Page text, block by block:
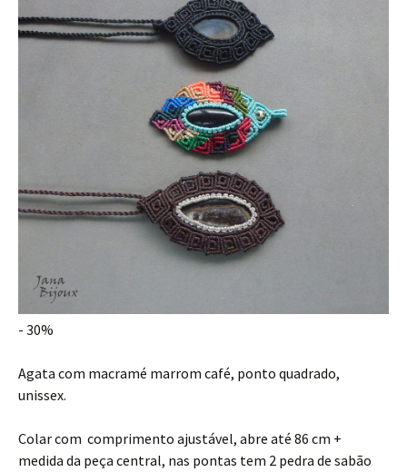
- 30%
Agata com macramé marrom café, ponto quadrado,
unissex.
Colar com comprimento ajustável, abre até 86 cm +
medida da peça central, nas pontas tem 2 pedra de sabão